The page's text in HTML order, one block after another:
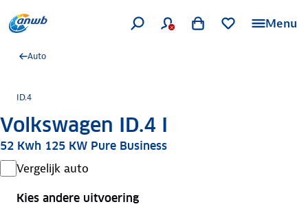
Menu
Auto
ID.4
Volkswagen ID.4 I
52 Kwh 125 KW Pure Business
Vergelijk auto
Kies andere uitvoering